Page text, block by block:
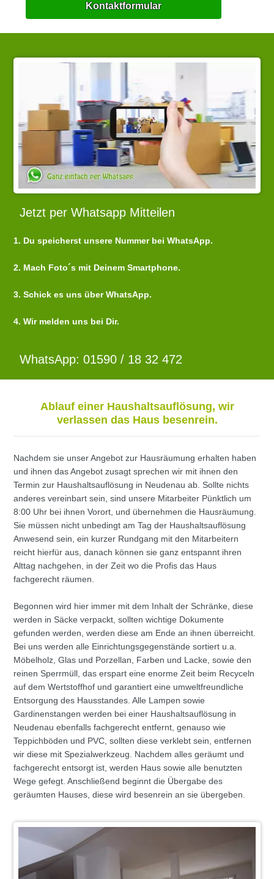
Kontaktformular
Jetzt per Whatsapp Mitteilen
1. Du speicherst unsere Nummer bei WhatsApp.
2. Mach Foto´s mit Deinem Smartphone.
3. Schick es uns über WhatsApp.
4. Wir melden uns bei Dir.
WhatsApp: 01590 / 18 32 472
Ablauf einer Haushaltsauflösung, wir
verlassen das Haus besenrein.
Nachdem sie unser Angebot zur Hausräumung erhalten haben
und ihnen das Angebot zusagt sprechen wir mit ihnen den
Termin zur Haushaltsauflösung in Neudenau ab. Sollte nichts
anderes vereinbart sein, sind unsere Mitarbeiter Pünktlich um
8:00 Uhr bei ihnen Vorort, und übernehmen die Hausräumung.
Sie müssen nicht unbedingt am Tag der Haushaltsauflösung
Anwesend sein, ein kurzer Rundgang mit den Mitarbeitern
reicht hierfür aus, danach können sie ganz entspannt ihren
Alttag nachgehen, in der Zeit wo die Profis das Haus
fachgerecht räumen.
Begonnen wird hier immer mit dem Inhalt der Schränke, diese
werden in Säcke verpackt, sollten wichtige Dokumente
gefunden werden, werden diese am Ende an ihnen überreicht.
Bei uns werden alle Einrichtungsgegenstände sortiert u.a.
Möbelholz, Glas und Porzellan, Farben und Lacke, sowie den
reinen Sperrmüll, das erspart eine enorme Zeit beim Recyceln
auf dem Wertstoffhof und garantiert eine umweltfreundliche
Entsorgung des Hausstandes. Alle Lampen sowie
Gardinenstangen werden bei einer Haushaltsauflösung in
Neudenau ebenfalls fachgerecht entfernt, genauso wie
Teppichböden und PVC, sollten diese verklebt sein, entfernen
wir diese mit Spezialwerkzeug. Nachdem alles geräumt und
fachgerecht entsorgt ist, werden Haus sowie alle benutzten
Wege gefegt. Anschließend beginnt die Übergabe des
geräumten Hauses, diese wird besenrein an sie übergeben.